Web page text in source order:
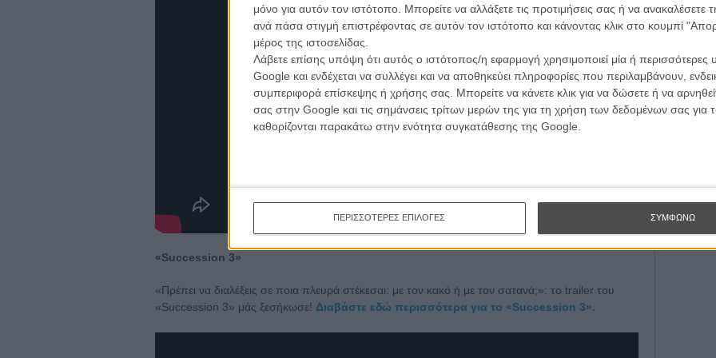
μόνο για αυτόν τον ιστότοπο. Μπορείτε να αλλάξετε τις προτιμήσεις σας ή να ανακαλέσετε
ανά πάσα στιγμή επιστρέφοντας σε αυτόν τον ιστότοπο και κάνοντας κλικ στο κουμπί
μέρος της ιστοσελίδας.
Λάβετε επίσης υπόψη ότι αυτός ο ιστότοπος/η εφαρμογή χρησιμοποιεί μία ή περισσότερες
Google και ενδέχεται να συλλέγει και να αποθηκεύει πληροφορίες που περιλαμβάνουν,
συμπεριφορά επίσκεψης ή χρήσης σας. Μπορείτε να κάνετε κλικ για να δώσετε ή να
σας στην Google και τις σημάνσεις τρίτων μερών της για τη χρήση των δεδομένων σας
καθορίζονται παρακάτω στην ενότητα συγκατάθεσης της Google.
ΠΕΡΙΣΣΟΤΕΡΕΣ ΕΠΙΛΟΓΕΣ ΣΥΜΦΩΝΩ
«Succession 3»
«Πρέπει να διαλέξεις σε ποια πλευρά στέκεσαι: με τον κακό ή με τον σατανά;»: το trailer του
«Succession 3» μάς ξεσήκωσε! Διαβάστε εδώ περισσότερα για το «Succession 3».
Εγγράψου
Θέλω
κινηματογραφικές ειδήσεις | νέες ταινίες | πρόγραμμα αιθουσών για όλη την Ελλάδα |
κριτικές | συνεντεύξεις | απόψεις | αφιερώματα | διαγωνισμοί
ΕΓΓΡΑΦΗ